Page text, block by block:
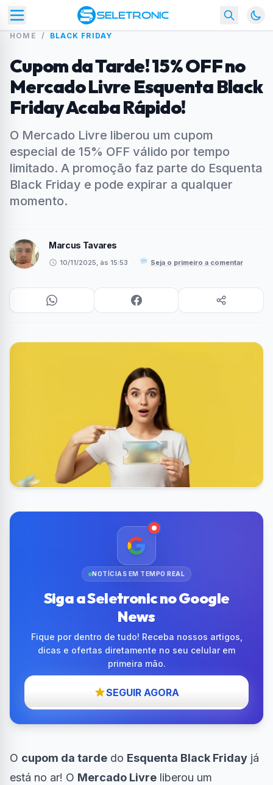
HOME / BLACK FRIDAY
Cupom da Tarde! 15% OFF no
Mercado Livre Esquenta Black
Friday Acaba Rápido!
O Mercado Livre liberou um cupom
especial de 15% OFF válido por tempo
limitado. A promoção faz parte do Esquenta
Black Friday e pode expirar a qualquer
momento.
Marcus Tavares
10/11/2025, às 15:53 · Seja o primeiro a comentar
NOTÍCIAS EM TEMPO REAL
Siga a Seletronic no Google
News
Fique por dentro de tudo! Receba nossos artigos,
dicas e ofertas diretamente no seu celular em
primeira mão.
SEGUIR AGORA
O cupom da tarde do Esquenta Black Friday já
está no ar! O Mercado Livre liberou um